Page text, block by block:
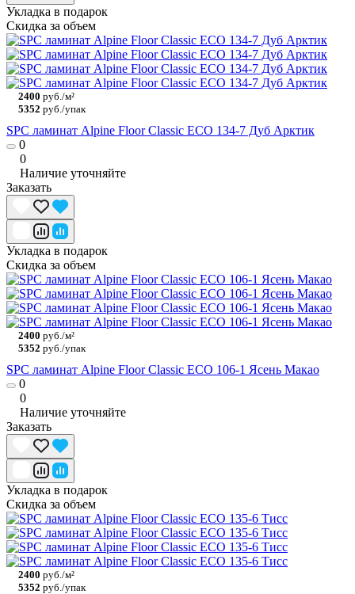
Укладка в подарок
Скидка за объем
2400 руб./м²
5352 руб./упак
SPC ламинат Alpine Floor Classic ECO 134-7 Дуб Арктик
0
0
Наличие уточняйте
Заказать
Укладка в подарок
Скидка за объем
2400 руб./м²
5352 руб./упак
SPC ламинат Alpine Floor Classic ECO 106-1 Ясень Макао
0
0
Наличие уточняйте
Заказать
Укладка в подарок
Скидка за объем
2400 руб./м²
5352 руб./упак